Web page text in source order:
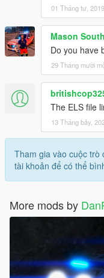
01 Tháng tư, 2019
Mason
Do you have
29 Tháng mười
The ELS file
13 Tháng bảy,
Tham gia vào cuộc trò
tài khoản để có thể
More mods by